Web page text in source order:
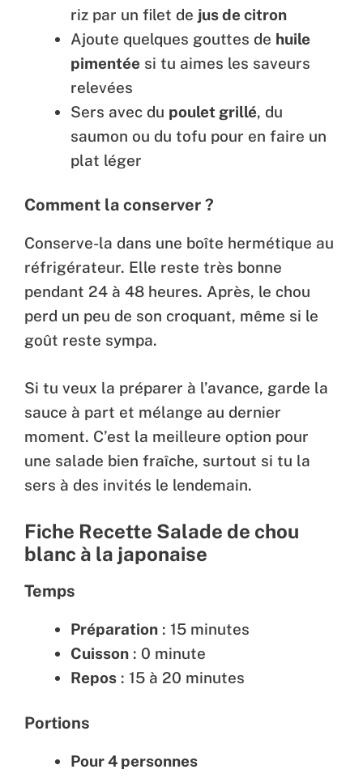
riz par un filet de jus de citron
Ajoute quelques gouttes de huile
pimentée si tu aimes les saveurs
relevées
Sers avec du poulet grillé, du
saumon ou du tofu pour en faire un
plat léger
Comment la conserver ?
Conserve-la dans une boîte hermétique au
réfrigérateur. Elle reste très bonne
pendant 24 à 48 heures. Après, le chou
perd un peu de son croquant, même si le
goût reste sympa.
Si tu veux la préparer à l’avance, garde la
sauce à part et mélange au dernier
moment. C’est la meilleure option pour
une salade bien fraîche, surtout si tu la
sers à des invités le lendemain.
Fiche Recette Salade de chou
blanc à la japonaise
Temps
Préparation : 15 minutes
Cuisson : 0 minute
Repos : 15 à 20 minutes
Portions
Pour 4 personnes